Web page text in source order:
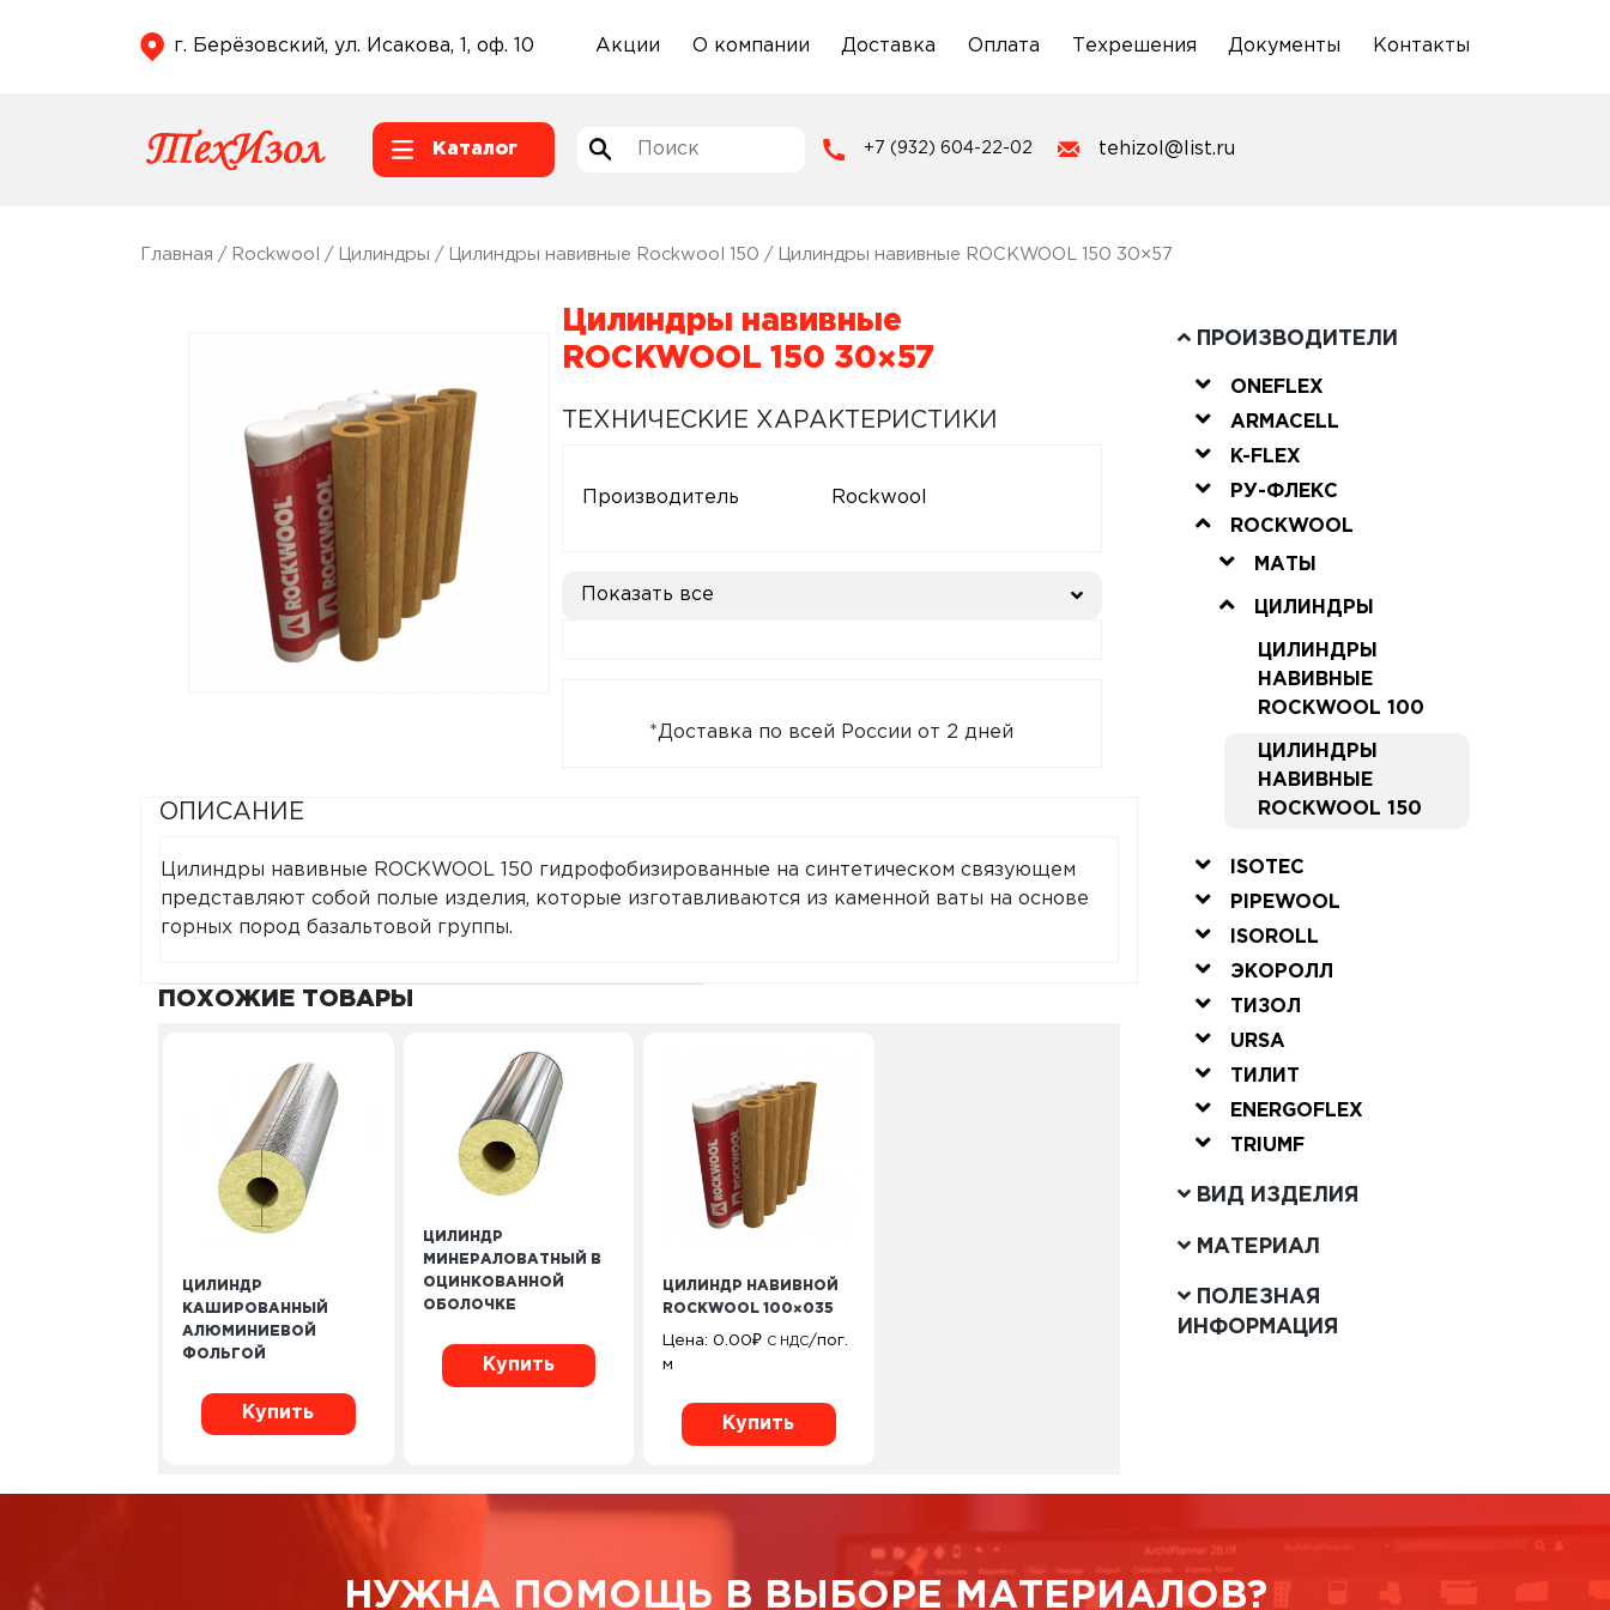
г. Берёзовский, ул. Исакова, 1, оф. 10 Акции О компании Доставка Оплата Техрешения Документы Контакты
Каталог +7 (932) 604-22-02 tehizol@list.ru
Главная / Rockwool / Цилиндры / Цилиндры навивные Rockwool 150 / Цилиндры навивные ROCKWOOL 150 30×57
Цилиндры навивные
ROCKWOOL 150 30×57
ТЕХНИЧЕСКИЕ ХАРАКТЕРИСТИКИ
Производитель Rockwool
Показать все
*Доставка по всей России от 2 дней
ОПИСАНИЕ
Цилиндры навивные ROCKWOOL 150 гидрофобизированные на синтетическом связующем
представляют собой полые изделия, которые изготавливаются из каменной ваты на основе
горных пород базальтовой группы.
ПОХОЖИЕ ТОВАРЫ
ЦИЛИНДР
КАШИРОВАННЫЙ
АЛЮМИНИЕВОЙ
ФОЛЬГОЙ
Купить
ЦИЛИНДР
МИНЕРАЛОВАТНЫЙ В
ОЦИНКОВАННОЙ
ОБОЛОЧКЕ
Купить
ЦИЛИНДР НАВИВНОЙ
ROCKWOOL 100×035
Цена:0.00₽ С НДС/пог.
м
Купить
ПРОИЗВОДИТЕЛИ
ONEFLEX
ARMACELL
K-FLEX
РУ-ФЛЕКС
ROCKWOOL
МАТЫ
ЦИЛИНДРЫ
ЦИЛИНДРЫ
НАВИВНЫЕ
ROCKWOOL 100
ЦИЛИНДРЫ
НАВИВНЫЕ
ROCKWOOL 150
ISOTEC
PIPEWOOL
ISOROLL
ЭКОРОЛЛ
ТИЗОЛ
URSA
ТИЛИТ
ENERGOFLEX
TRIUMF
ВИД ИЗДЕЛИЯ
МАТЕРИАЛ
ПОЛЕЗНАЯ
ИНФОРМАЦИЯ
НУЖНА ПОМОЩЬ В ВЫБОРЕ МАТЕРИАЛОВ?